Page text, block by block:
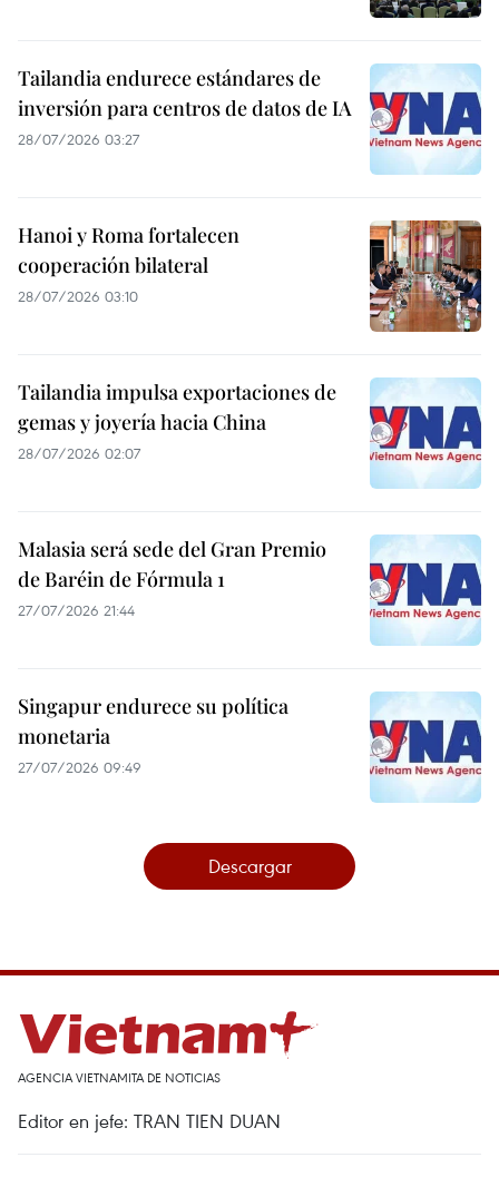
Tailandia endurece estándares de
inversión para centros de datos de IA
28/07/2026 03:27
Hanoi y Roma fortalecen
cooperación bilateral
28/07/2026 03:10
Tailandia impulsa exportaciones de
gemas y joyería hacia China
28/07/2026 02:07
Malasia será sede del Gran Premio
de Baréin de Fórmula 1
27/07/2026 21:44
Singapur endurece su política
monetaria
27/07/2026 09:49
Descargar
AGENCIA VIETNAMITA DE NOTICIAS
Editor en jefe: TRAN TIEN DUAN